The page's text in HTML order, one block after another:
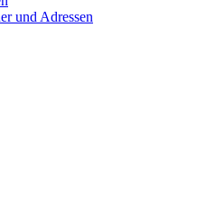
und Adressen